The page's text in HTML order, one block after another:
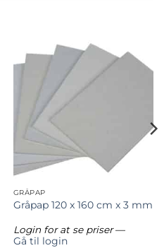
GRÅPAP
Gråpap 120 x 160 cm x 3 mm
Login for at se priser—
Gå til login